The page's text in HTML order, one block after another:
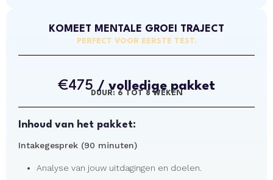
KOMEET MENTALE GROEI TRAJECT
PERFECT VOOR EERSTE TEST.
€475 / volledige pakket
DUUR: 6 TOT 8 WEKEN
Inhoud van het pakket:
Intakegesprek (90 minuten)
Analyse van jouw uitdagingen en doelen.